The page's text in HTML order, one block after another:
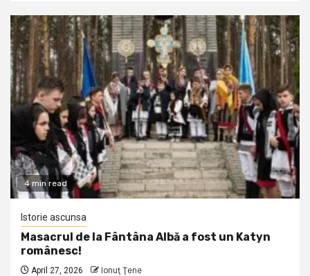
4 min read
Istorie ascunsa
Masacrul de la Fântâna Albă a fost un Katyn
românesc!
April 27, 2026 Ionuţ Ţene